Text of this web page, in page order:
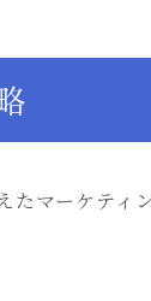
マーケティ